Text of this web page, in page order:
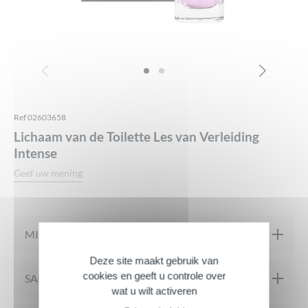
Ref 02603658
Lichaam van de Toilette Les van Verleiding
Intense
Geef uw mening
MIJN PRODUCT IN DETAIL
Een hymne aan verleiding en durf voor deze lichaamsgeur Les
van Verleiding Intense van Inessance. Zachte tonen van witte
SAMENSTELLING
Deze site maakt gebruik van
cookies en geeft u controle over
wat u wilt activeren